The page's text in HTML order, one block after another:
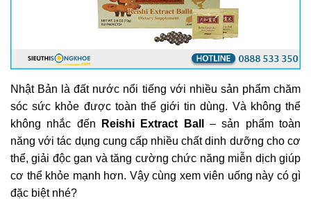
Nhật Bản là đất nước nổi tiếng với nhiều sản phẩm chăm
sóc sức khỏe được toàn thế giới tin dùng. Và không thể
không nhắc đến
Reishi Extract Ball
– sản phẩm toàn
năng với tác dụng cung cấp nhiều chất dinh dưỡng cho cơ
thể, giải độc gan và tăng cường chức năng miễn dịch giúp
cơ thể khỏe mạnh hơn. Vậy cùng xem viên uống này có gì
đặc biệt nhé?